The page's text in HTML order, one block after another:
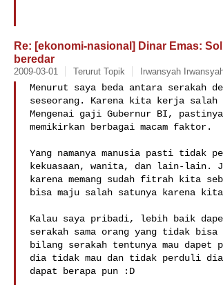
Re: [ekonomi-nasional] Dinar Emas:
beredar
2009-03-01 Terurut Topik Irwansyah
Menurut saya beda antara serakah
seseorang. Karena kita kerja
Mengenai gaji Gubernur BI,
memikirkan berbagai macam faktor.
Yang namanya manusia pasti tidak
kekuasaan, wanita, dan lain-lain.
karena memang sudah fitrah kita
bisa maju salah satunya karena
Kalau saya pribadi, lebih baik
serakah sama orang yang tidak
bilang serakah tentunya mau dapet
dia tidak mau dan tidak perduli
dapat berapa pun :D